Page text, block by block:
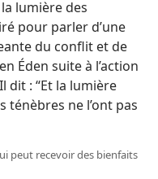
lumière des
pour parler d’une
du conflit et de
Éden suite à l’action
dit : “Et la lumière
ténèbres ne l’ont pas
peut recevoir des bienfaits